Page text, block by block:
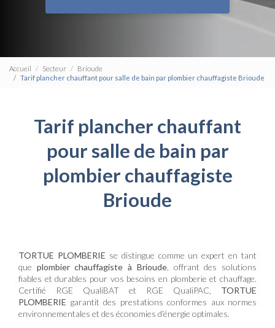
Accueil Secteur
Brioude
Tarif plancher chauffant pour salle de bain par plombier chauffagiste Brioude
Tarif plancher chauffant
pour salle de bain par
plombier chauffagiste
Brioude
TORTUE PLOMBERIE se distingue comme un expert en tant
que plombier chauffagiste à Brioude, offrant des solutions
fiables et durables pour vos besoins en plomberie et chauffage.
Certifié RGE QualiBAT et RGE QualiPAC, TORTUE
PLOMBERIE garantit des prestations conformes aux normes
environnementales et des économies d’énergie optimales.